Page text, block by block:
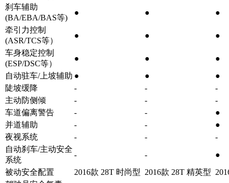
刹车辅助
(BA/EBA/BAS等)
● ●
●
牵引力控制
(ASR/TCS等）
● ●
●
车身稳定控制
(ESP/DSC等）
● ●
●
自动驻车/上坡辅助 ● ●
●
陡坡缓降
- -
-
主动防侧倾
- -
-
车道偏离警告
- -
●
并道辅助
- -
●
夜视系统
- -
-
自动刹车/主动安全
系统
- -
●
被动安全配置
2016款 28T 时尚型 2016款 28T 精英型